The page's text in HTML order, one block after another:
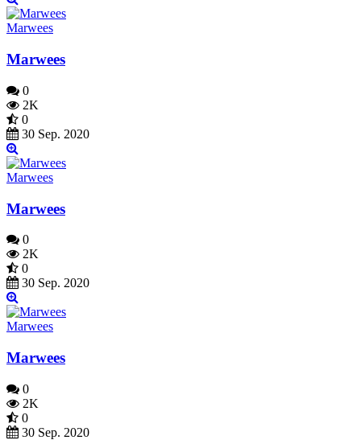
Marwees
Marwees
0
2K
0
30 Sep. 2020
Marwees
Marwees
0
2K
0
30 Sep. 2020
Marwees
Marwees
0
2K
0
30 Sep. 2020